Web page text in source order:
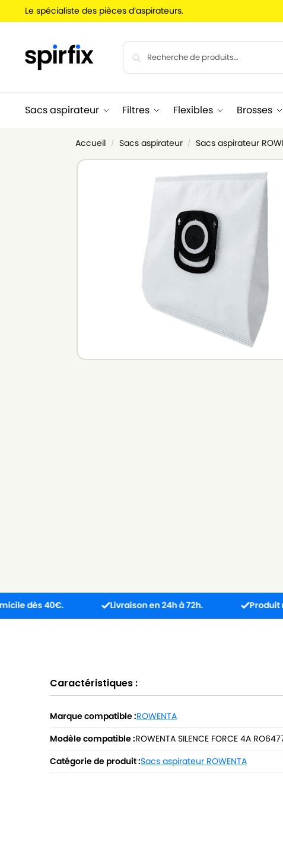
Le spécialiste des pièces d’aspirateurs.
Sacs aspirateur Filtres Flexibles Brosses
Accueil / Sacs aspirateur / Sacs aspirateur
40€. Livraison en 24h à 72h. Produit reçu
Caractéristiques :
Marque compatible :ROWENTA
Modèle compatible :ROWENTA SILENCE FORCE 4A
Catégorie de produit :Sacs aspirateur ROWENTA